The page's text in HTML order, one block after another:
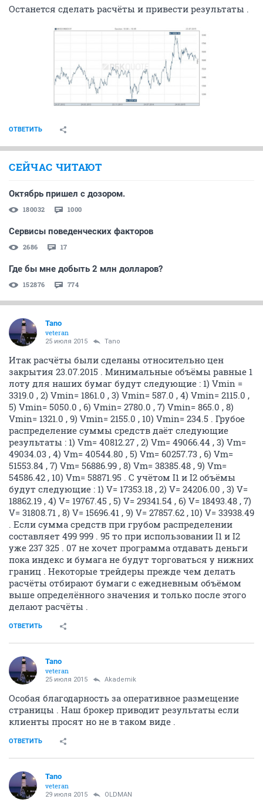
Останется сделать расчёты и привести результаты .
ОТВЕТИТЬ
СЕЙЧАС ЧИТАЮТ
Октябрь пришел с дозором.
180032 1000
Сервисы поведенческих факторов
2686 17
Где бы мне добыть 2 млн долларов?
152876 774
Tano
veteran
25 июля 2015 Tano
Итак расчёты были сделаны относительно цен
закрытия 23.07.2015 . Минимальные объёмы равные 1
лоту для наших бумаг будут следующие : 1) Vmin =
3319.0 , 2) Vmin= 1861.0 , 3) Vmin= 587.0 , 4) Vmin= 2115.0 ,
5) Vmin= 5050.0 , 6) Vmin= 2780.0 , 7) Vmin= 865.0 , 8)
Vmin= 1321.0 , 9) Vmin= 2155.0 , 10) Vmin= 234.5 . Грубое
распределение суммы средств даёт следующие
результаты : 1) Vm= 40812.27 , 2) Vm= 49066.44 , 3) Vm=
49034.03 , 4) Vm= 40544.80 , 5) Vm= 60257.73 , 6) Vm=
51553.84 , 7) Vm= 56886.99 , 8) Vm= 38385.48 , 9) Vm=
54586.42 , 10) Vm= 58871.95 . С учётом I1 и I2 объёмы
будут следующие : 1) V= 17353.18 , 2) V= 24206.00 , 3) V=
18862.19 , 4) V= 19767.45 , 5) V= 29341.54 , 6) V= 18493.48 , 7)
V= 31808.71 , 8) V= 15696.41 , 9) V= 27857.62 , 10) V= 33938.49
. Если сумма средств при грубом распределении
составляет 499 999 . 95 то при использовании I1 и I2
уже 237 325 . 07 не хочет программа отдавать деньги
пока индекс и бумага не будут торговаться у нижних
границ . Некоторые трейдеры прежде чем делать
расчёты отбирают бумаги с ежедневным объёмом
выше определённого значения и только после этого
делают расчёты .
ОТВЕТИТЬ
Tano
veteran
25 июля 2015 Akademik
Особая благодарность за оперативное размещение
страницы . Наш брокер приводит результаты если
клиенты просят но не в таком виде .
ОТВЕТИТЬ
Tano
veteran
29 июля 2015 OLDMAN